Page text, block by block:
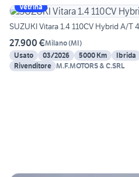
Vetrina
SUZUKI Vitara 1.4 110CV Hybrid A/T
27.900 €Milano(MI)
Usato
03/2026 5000 Km Ibrida
Rivenditore M.F.MOTORS & C.SRL